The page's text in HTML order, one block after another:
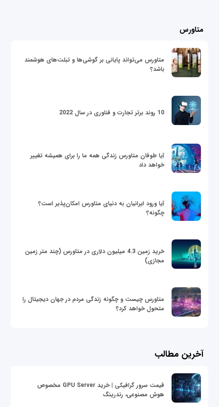
متاورس
متاورس می‌تواند پایانی بر گوشی‌ها و تبلت‌های هوشمند
باشد؟
10 روند برتر تجارت و فناوری در سال 2022
آیا طوفان متاورس زندگی همه ما را برای همیشه تغییر
خواهد داد
آیا ورود ایرانیان به دنیای متاورس امکان‌پذیر است؟
چگونه؟
خرید زمین 4.3 میلیون دلاری در متاورس (چند متر زمین
مجازی)
متاورس چیست و چگونه زندگی مردم در جهان دیجیتال را
متحول خواهد کرد؟
آخرین مطالب
قیمت سرور گرافیکی | خرید GPU Server مخصوص
هوش مصنوعی، رندرینگ